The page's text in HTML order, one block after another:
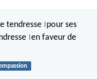
tendresse pour ses
en faveur de